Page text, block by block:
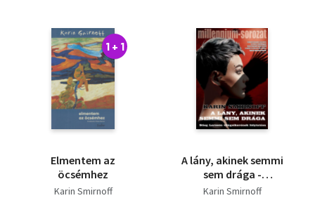
1 + 1
Elmentem az
öcsémhez
Karin Smirnoff
A lány, akinek semmi
sem drága -
Millennium-sorozat 7.
Karin Smirnoff